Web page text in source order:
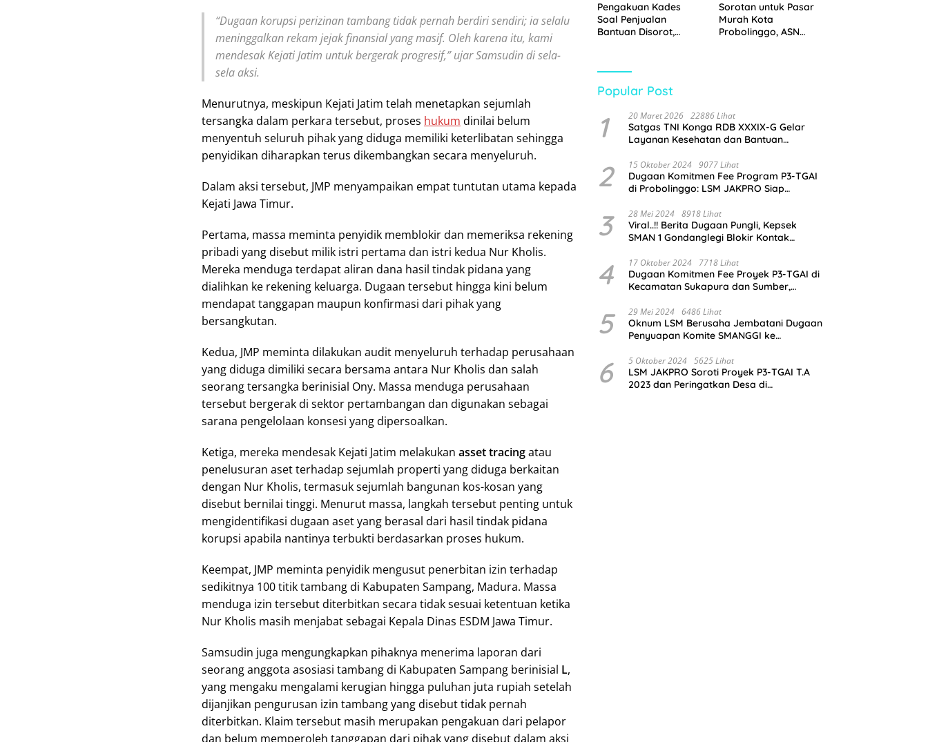
“Dugaan korupsi perizinan tambang tidak pernah berdiri sendiri; ia selalu
meninggalkan rekam jejak finansial yang masif. Oleh karena itu, kami
mendesak Kejati Jatim untuk bergerak progresif,” ujar Samsudin di sela-
sela aksi.
Menurutnya, meskipun Kejati Jatim telah menetapkan sejumlah
tersangka dalam perkara tersebut, proses hukum dinilai belum
menyentuh seluruh pihak yang diduga memiliki keterlibatan sehingga
penyidikan diharapkan terus dikembangkan secara menyeluruh.
Dalam aksi tersebut, JMP menyampaikan empat tuntutan utama kepada
Kejati Jawa Timur.
Pertama, massa meminta penyidik memblokir dan memeriksa rekening
pribadi yang disebut milik istri pertama dan istri kedua Nur Kholis.
Mereka menduga terdapat aliran dana hasil tindak pidana yang
dialihkan ke rekening keluarga. Dugaan tersebut hingga kini belum
mendapat tanggapan maupun konfirmasi dari pihak yang
bersangkutan.
Kedua, JMP meminta dilakukan audit menyeluruh terhadap perusahaan
yang diduga dimiliki secara bersama antara Nur Kholis dan salah
seorang tersangka berinisial Ony. Massa menduga perusahaan
tersebut bergerak di sektor pertambangan dan digunakan sebagai
sarana pengelolaan konsesi yang dipersoalkan.
Ketiga, mereka mendesak Kejati Jatim melakukan asset tracingatau
penelusuran aset terhadap sejumlah properti yang diduga berkaitan
dengan Nur Kholis, termasuk sejumlah bangunan kos-kosan yang
disebut bernilai tinggi. Menurut massa, langkah tersebut penting untuk
mengidentifikasi dugaan aset yang berasal dari hasil tindak pidana
korupsi apabila nantinya terbukti berdasarkan proses hukum.
Keempat, JMP meminta penyidik mengusut penerbitan izin terhadap
sedikitnya 100 titik tambang di Kabupaten Sampang, Madura. Massa
menduga izin tersebut diterbitkan secara tidak sesuai ketentuan ketika
Nur Kholis masih menjabat sebagai Kepala Dinas ESDM Jawa Timur.
Samsudin juga mengungkapkan pihaknya menerima laporan dari
seorang anggota asosiasi tambang di Kabupaten Sampang berinisial L,
yang mengaku mengalami kerugian hingga puluhan juta rupiah setelah
dijanjikan pengurusan izin tambang yang disebut tidak pernah
diterbitkan. Klaim tersebut masih merupakan pengakuan dari pelapor
dan belum memperoleh tanggapan dari pihak yang disebut dalam aksi
Pengakuan Kades
Soal Penjualan
Bantuan Disorot,
Sorotan untuk Pasar
Murah Kota
Probolinggo, ASN
Popular Post
1 20 Maret 2026 22886 Lihat
Satgas TNI Konga RDB XXXIX-G Gelar
Layanan Kesehatan dan Bantuan
2 15 Oktober 2024 9077 Lihat
Dugaan Komitmen Fee Program P3-TGAI
di Probolinggo: LSM JAKPRO Siap
3 28 Mei 2024 8918 Lihat
Viral..!! Berita Dugaan Pungli, Kepsek
SMAN 1 Gondanglegi Blokir Kontak
4 17 Oktober 2024 7718 Lihat
Dugaan Komitmen Fee Proyek P3-TGAI di
Kecamatan Sukapura dan Sumber,
Sikap
5 29 Mei 2024 6486 Lihat
Oknum LSM Berusaha Jembatani Dugaan
Penyuapan Komite SMANGGI ke
Juta
6 5 Oktober 2024 5625 Lihat
LSM JAKPRO Soroti Proyek P3-TGAI T.A
2023 dan Peringatkan Desa di